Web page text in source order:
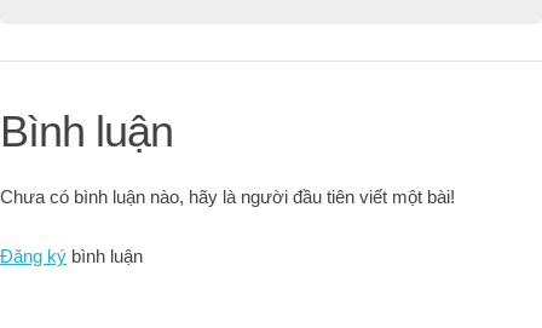
Bình luận
Chưa có bình luận nào, hãy là người đầu tiên viết một bài!
Đăng ký bình luận